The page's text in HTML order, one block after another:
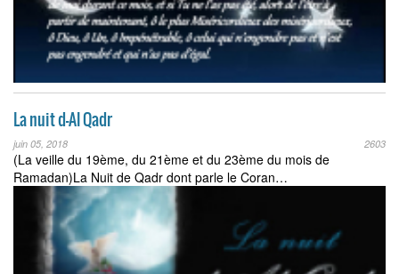
La nuit d-Al Qadr
juin 05, 2018 2603
(La veille du 19ème, du 21ème et du 23ème du mois de
Ramadan)La Nuit de Qadr dont parle le Coran…